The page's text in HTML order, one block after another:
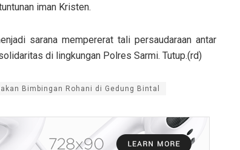
iman Kristen.
sarana mempererat tali persaudaraan antar
di lingkungan Polres Sarmi. Tutup.(rd)
Bimbingan Rohani di Gedung Bintal